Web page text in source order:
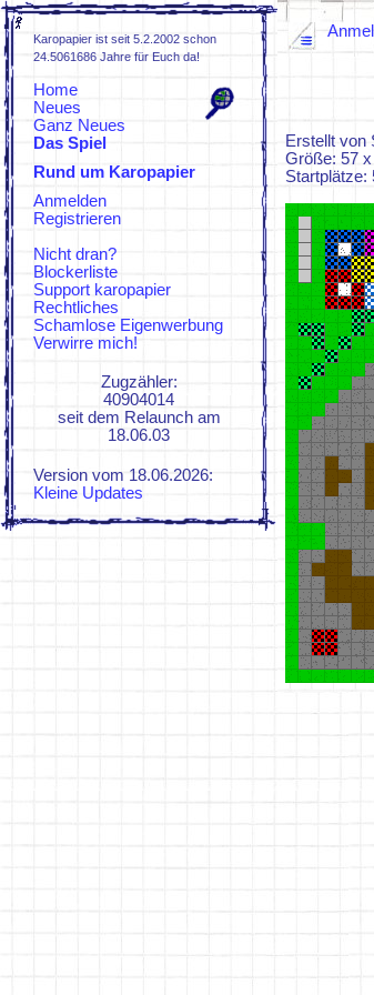
Karopapier ist seit 5.2.2002 schon
24.5061686 Jahre für Euch da!
Home
Neues
Ganz Neues
Das Spiel
Spielregeln
Rund um Karopapier
ZUFI
KaroWiki
Anmelden
Registrieren
Nicht dran?
Blockerliste
Support karopapier
Rechtliches
Schamlose Eigenwerbung
Verwirre mich!
Zugzähler:
40904014
seit dem Relaunch am
18.06.03
Version vom 18.06.2026:
Kleine Updates
Erstellt von
Größe: 57
Startplätze: